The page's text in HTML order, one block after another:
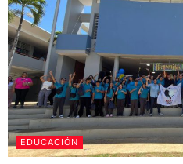
EDUCACIÓN